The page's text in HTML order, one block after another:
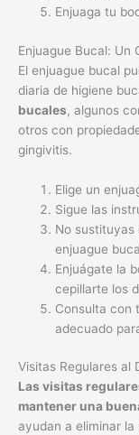
otros con
Elige un
Sigue las
No sustituyas
enjuague
Enjuágate la
Consulta con
adecuado
Visitas Regulares
Las visitas
mantener una
ayudan a eliminar
pueden eliminar
Visita a tu
Realiza
Infórmale a tu